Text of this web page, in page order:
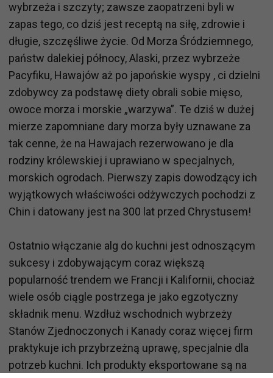
wybrzeża i szczyty; zawsze zaopatrzeni byli w
zapas tego, co dziś jest receptą na siłę, zdrowie i
długie, szczęśliwe życie. Od Morza Śródziemnego,
państw dalekiej północy, Alaski, przez wybrzeże
Pacyfiku, Hawajów aż po japońskie wyspy , ci dzielni
zdobywcy za podstawę diety obrali sobie mięso,
owoce morza i morskie „warzywa”. Te dziś w dużej
mierze zapomniane dary morza były uznawane za
tak cenne, że na Hawajach rezerwowano je dla
rodziny królewskiej i uprawiano w specjalnych,
morskich ogrodach. Pierwszy zapis dowodzący ich
wyjątkowych właściwości odżywczych pochodzi z
Chin i datowany jest na 300 lat przed Chrystusem!
Ostatnio włączanie alg do kuchni jest odnoszącym
sukcesy i zdobywającym coraz większą
popularność trendem we Francji i Kalifornii, chociaż
wiele osób ciągle postrzega je jako egzotyczny
składnik menu. Wzdłuż wschodnich wybrzeży
Stanów Zjednoczonych i Kanady coraz więcej firm
praktykuje ich przybrzeżną uprawę, specjalnie dla
potrzeb kuchni. Ich produkty eksportowane są na